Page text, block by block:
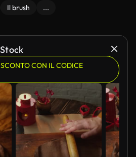
Il brush ...
CON IL CODICE